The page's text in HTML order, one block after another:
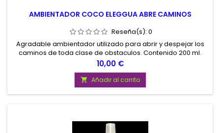
AMBIENTADOR COCO ELEGGUA ABRE CAMINOS
Reseña(s): 0
Agradable ambientador utilizado para abrir y despejar los
caminos de toda clase de obstaculos. Contenido 200 ml.
Precio
10,00 €
 Añadir al carrito